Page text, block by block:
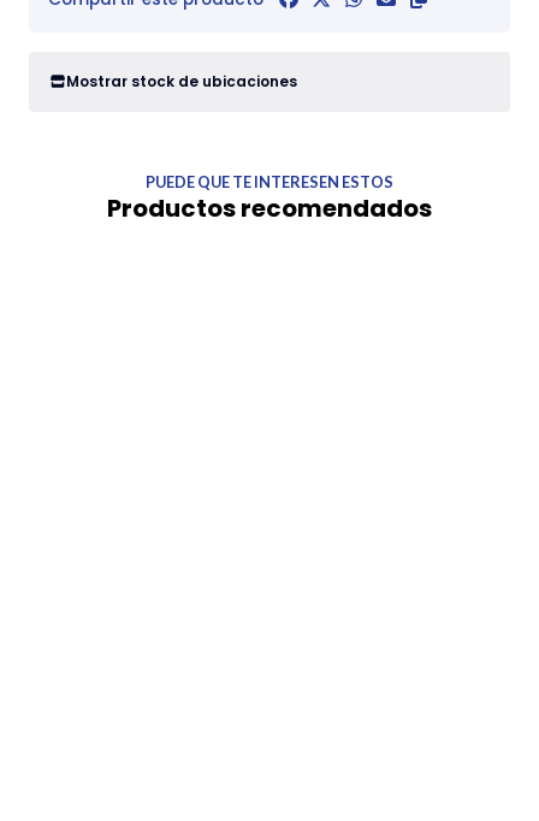
Mostrar stock de ubicaciones
PUEDE QUE TE INTERESEN ESTOS
Productos recomendados